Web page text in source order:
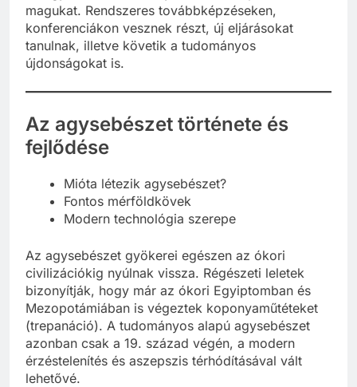
magukat. Rendszeres továbbképzéseken,
konferenciákon vesznek részt, új eljárásokat
tanulnak, illetve követik a tudományos
újdonságokat is.
Az agysebészet története és
fejlődése
Mióta létezik agysebészet?
Fontos mérföldkövek
Modern technológia szerepe
Az agysebészet gyökerei egészen az ókori
civilizációkig nyúlnak vissza. Régészeti leletek
bizonyítják, hogy már az ókori Egyiptomban és
Mezopotámiában is végeztek koponyaműtéteket
(trepanáció). A tudományos alapú agysebészet
azonban csak a 19. század végén, a modern
érzéstelenítés és aszepszis térhódításával vált
lehetővé.